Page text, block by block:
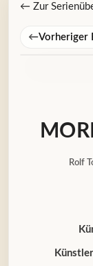
← Zur
←Vorheriger
Rolf